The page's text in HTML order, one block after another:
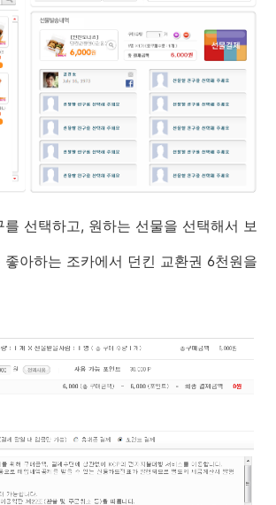
선택하고, 원하는 선물을 선택해서 보
좋아하는 조카에서 던킨 교환권 6천원을